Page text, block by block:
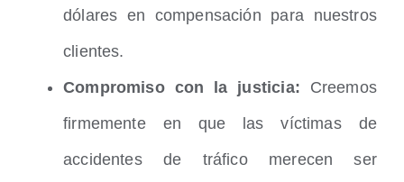
dólares en compensación para nuestros
clientes.
Compromiso con la justicia: Creemos
firmemente en que las víctimas de
accidentes de tráfico merecen ser